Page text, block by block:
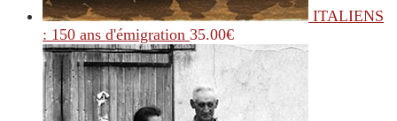
ITALIENS
: 150 ans d'émigration 35.00€